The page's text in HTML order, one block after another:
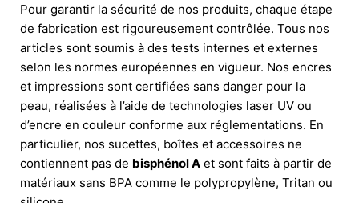
Pour garantir la sécurité de nos produits, chaque étape
de fabrication est rigoureusement contrôlée. Tous nos
articles sont soumis à des tests internes et externes
selon les normes européennes en vigueur. Nos encres
et impressions sont certifiées sans danger pour la
peau, réalisées à l’aide de technologies laser UV ou
d’encre en couleur conforme aux réglementations. En
particulier, nos sucettes, boîtes et accessoires ne
contiennent pas de bisphénol A et sont faits à partir de
matériaux sans BPA comme le polypropylène, Tritan ou